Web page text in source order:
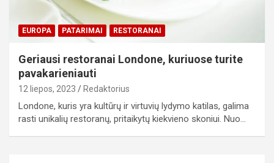
EUROPA PATARIMAI RESTORANAI
Geriausi restoranai Londone, kuriuose turite
pavakarieniauti
12 liepos, 2023 Redaktorius
Londone, kuris yra kultūrų ir virtuvių lydymo katilas, galima
rasti unikalių restoranų, pritaikytų kiekvieno skoniui. Nuo…